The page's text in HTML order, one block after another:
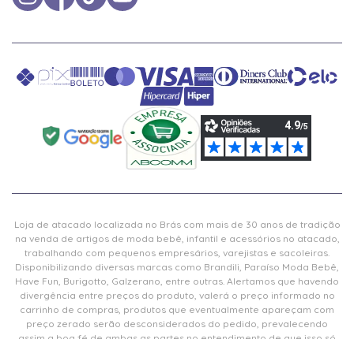
Loja de atacado localizada no Brás com mais de 30 anos de tradição
na venda de artigos de moda bebê, infantil e acessórios no atacado,
trabalhando com pequenos empresários, varejistas e sacoleiras.
Disponibilizando diversas marcas como Brandili, Paraíso Moda Bebê,
Have Fun, Burigotto, Galzerano, entre outras. Alertamos que havendo
divergência entre preços do produto, valerá o preço informado no
carrinho de compras, produtos que eventualmente apareçam com
preço zerado serão desconsiderados do pedido, prevalecendo